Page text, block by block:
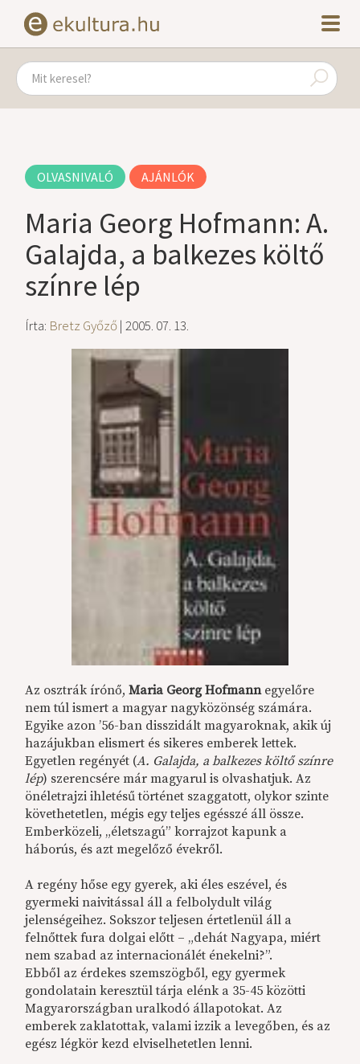
OLVASNIVALÓ AJÁNLÓK
Maria Georg Hofmann: A.
Galajda, a balkezes költő
színre lép
Írta: Bretz Győző| 2005. 07. 13.
Az osztrák írónő,Maria Georg Hofmann egyelőre
nem túl ismert a magyar nagyközönség számára.
Egyike azon ’56-ban disszidált magyaroknak, akik új
hazájukban elismert és sikeres emberek lettek.
Egyetlen regényét (A. Galajda, a balkezes költő színre
lép) szerencsére már magyarul is olvashatjuk. Az
önéletrajzi ihletésű történet szaggatott, olykor szinte
követhetetlen, mégis egy teljes egésszé áll össze.
Emberközeli, „életszagú” korrajzot kapunk a
háborús, és azt megelőző évekről.
A regény hőse egy gyerek, aki éles eszével, és
gyermeki naivitással áll a felbolydult világ
jelenségeihez. Sokszor teljesen értetlenül áll a
felnőttek fura dolgai előtt – „dehát Nagyapa, miért
nem szabad az internacionálét énekelni?”.
Ebből az érdekes szemszögből, egy gyermek
gondolatain keresztül tárja elénk a 35-45 közötti
Magyarországban uralkodó állapotokat. Az
emberek zaklatottak, valami izzik a levegőben, és az
egész légkör kezd elviselhetetlen lenni.